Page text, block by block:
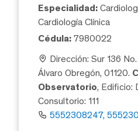
Especialidad:
Cardiología Clínica
Cédula: 7980022
Dirección: Sur 136
Álvaro Obregón, 01120.
Observatorio, Edificio:
Consultorio: 111
5552308247,